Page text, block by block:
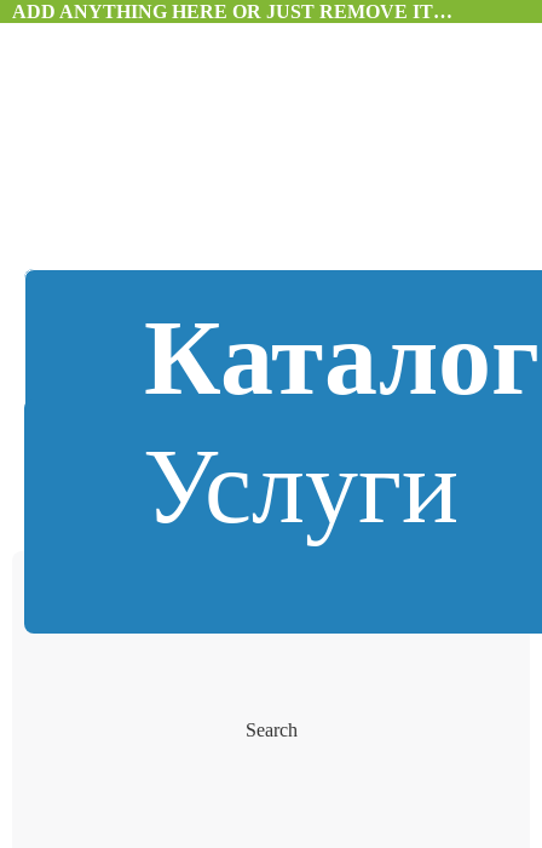
ADD ANYTHING HERE OR JUST REMOVE IT…
Каталог
Услуги
Search